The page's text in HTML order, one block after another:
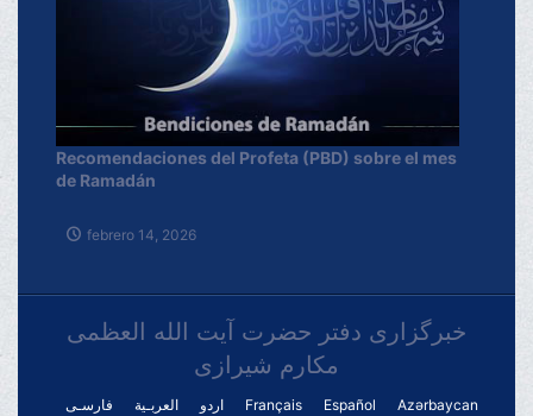
Recomendaciones del Profeta (PBD) sobre el mes
de Ramadán
febrero 14, 2026
خبرگزاری دفتر حضرت آیت الله العظمی
مکارم شیرازی
فارسـی العربـیة اردو Français Español
Azərbaycan